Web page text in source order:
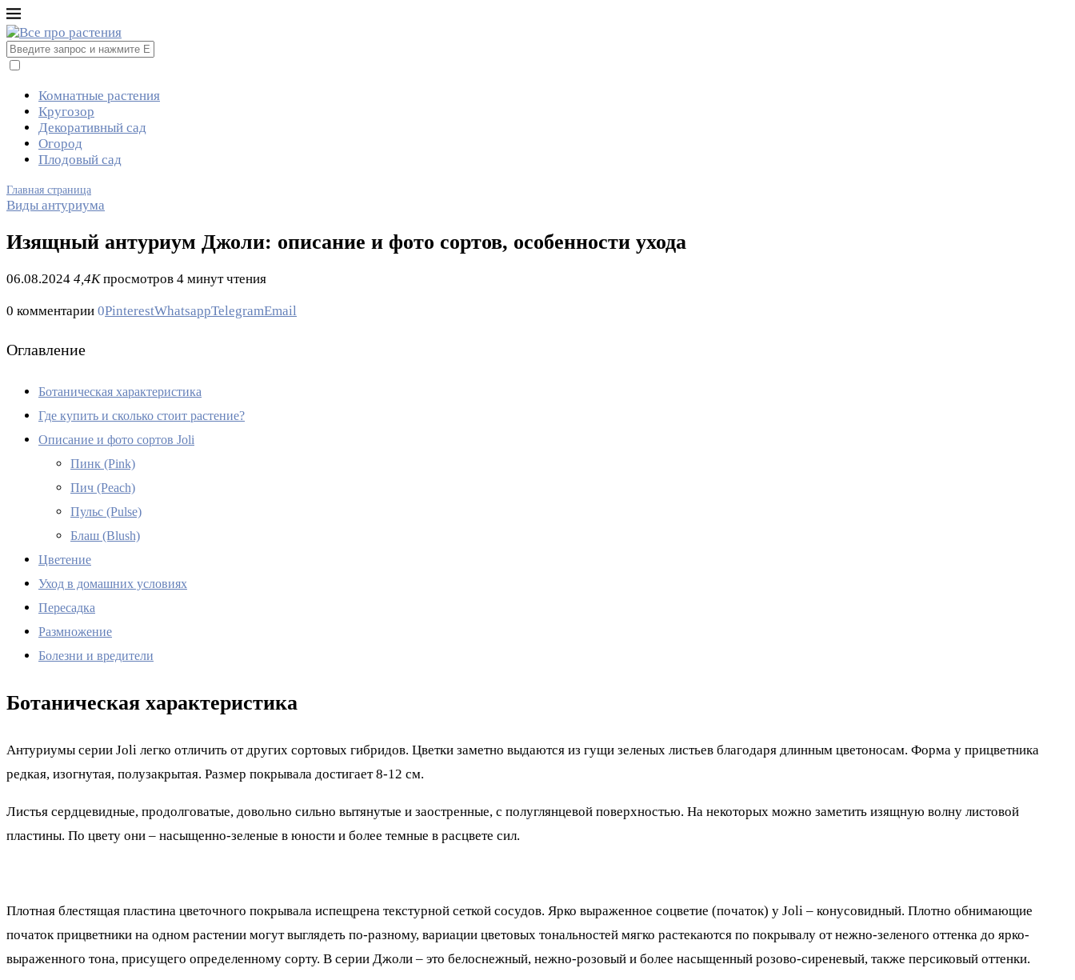
Комнатные растения
Кругозор
Декоративный сад
Огород
Плодовый сад
Главная страница
Виды антуриума
Изящный антуриум Джоли: описание и фото сортов, особенности ухода
06.08.2024 4,4Kпросмотров 4 минут чтения
0 комментарии 0PinterestWhatsappTelegramEmail
Оглавление
Ботаническая характеристика
Где купить и сколько стоит растение?
Описание и фото сортов Joli
Пинк (Pink)
Пич (Peach)
Пульс (Pulse)
Блаш (Blush)
Цветение
Уход в домашних условиях
Пересадка
Размножение
Болезни и вредители
Ботаническая характеристика
Антуриумы серии Joli легко отличить от других сортовых гибридов. Цветки заметно выдаются из гущи зеленых листьев благодаря длинным цветоносам. Форма у прицветника
редкая, изогнутая, полузакрытая. Размер покрывала достигает 8-12 см.
Листья сердцевидные, продолговатые, довольно сильно вытянутые и заостренные, с полуглянцевой поверхностью. На некоторых можно заметить изящную волну листовой
пластины. По цвету они – насыщенно-зеленые в юности и более темные в расцвете сил.
Плотная блестящая пластина цветочного покрывала испещрена текстурной сеткой сосудов. Ярко выраженное соцветие (початок) у Joli – конусовидный. Плотно обнимающие
початок прицветники на одном растении могут выглядеть по-разному, вариации цветовых тональностей мягко растекаются по покрывалу от нежно-зеленого оттенка до ярко-
выраженного тона, присущего определенному сорту. В серии Джоли – это белоснежный, нежно-розовый и более насыщенный розово-сиреневый, также персиковый оттенки.